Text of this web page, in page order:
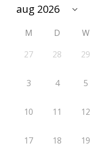
a
t
i
2
s
M D W
27
28 29
3 4 5
10 11 12
17 18 19